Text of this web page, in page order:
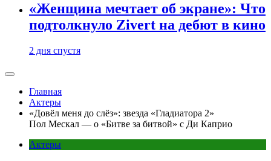
«Женщина мечтает об экране»: Что
подтолкнуло Zivert на дебют в кино
2 дня спустя
Главная
Актеры
«Довёл меня до слёз»: звезда «Гладиатора 2»
Пол Мескал — о «Битве за битвой» с Ди Каприо
Актеры